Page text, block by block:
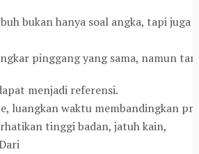
bukan hanya soal angka, tapi juga
pinggang yang sama, namun
menjadi referensi.
luangkan waktu membandingkan
tinggi badan, jatuh kain,